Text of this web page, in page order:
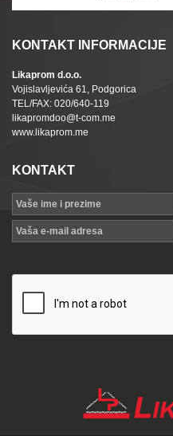
KONTAKT INFORMACIJE
Likaprom d.o.o.
Vojislavljevića 61, Podgorica
TEL/FAX: 020/640-119
likapromdoo@t-com.me
www.likaprom.me
KONTAKT